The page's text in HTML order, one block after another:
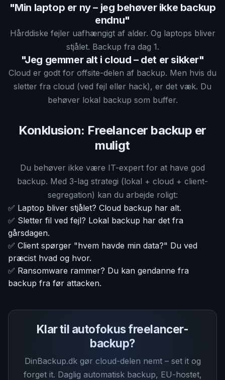
"Min laptop er ny – jeg behøver ikke backup
endnu"
Hårddiske fejler uafhængigt af alder. Og laptops bliver
stjålet. Backup fra dag 1.
"Jeg gemmer alt i cloud – det er sikker"
Cloud er godt for offsite-delen af backup. Men hvis du
sletter fra cloud (ved fejl eller hack), er det væk. Du
behøver lokal backup som buffer.
Konklusion: Freelancer backup er
muligt
Du behøver ikke være IT-expert for at have god
backup. Med 3-lag strategi (lokal + cloud + client-
segregation) kan du arbejde roligt:
✅ Laptop bliver stjålet? Cloud backup har alt.
✅ Sletter fil ved fejl? Lokal backup har det fra
gårsdagen.
✅ Client spørger "hvem havde min data?" Du ved
præcist hvad og hvor.
✅ Ransomware rammer? Du kan gendanne fra
backup fra før attacken.
Klar til autofokus freelancer-
backup?
DinBackup.dk gør cloud-delen nemt – set it og
forget it. Daglig automatisk backup, EU-hostet,